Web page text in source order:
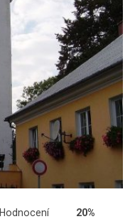
Hodnocení 20%